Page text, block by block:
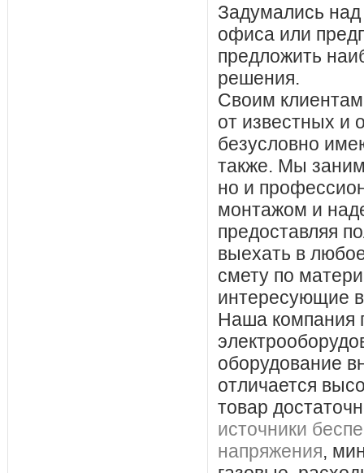
Задумались
офиса или
предложить
решения.
Своим
от известных и
безусловно
также. Мы
но и
монтажом и
предоставляя
выехать в
смету по
интересующие
Наша компания
оборудование
отличается
товар
источники
напряжения,